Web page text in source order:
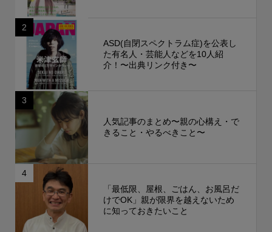
2
ASD(自閉スペクトラム症)を公表し
た有名人・芸能人などを10人紹
介！〜出典リンク付き〜
3
人気記事のまとめ〜親の心構え・で
きること・やるべきこと〜
4
「最低限、屋根、ごはん、お風呂だ
けでOK」親が限界を越えないため
に知っておきたいこと